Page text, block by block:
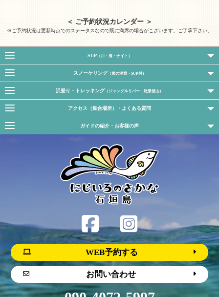
＜ ご予約状況カレンダー ＞
※ご予約状況は更新時点でのステータスなので既に満席の場合がこざいます。ご了承下さい。
SUP（川・海・ナイト）
スノーケリング （青の洞窟・SUP付）
沢登り・トレッキング （ジャングルリバー・絶景登山）
アクセス（集合場所）・よくある質問
ガイドの紹介・お客様の声
WEB予約する
お問い合わせ